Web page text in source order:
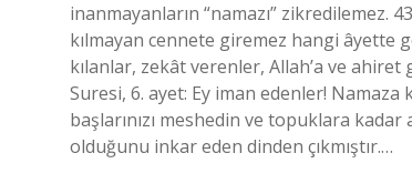
inanmayanların “namazı” zikredilemez.
kılmayan cennete giremez hangi âyette
kılanlar, zekât verenler, Allah’a ve
Suresi, 6. ayet: Ey iman edenler! Namaza
başlarınızı meshedin ve topuklara kadar
olduğunu inkar eden dinden çıkmıştır.…